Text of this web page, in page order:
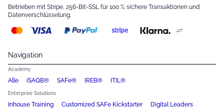
Betrieben mit Stripe, 256-Bit-SSL für 100 % sichere Transaktionen und
Datenverschlüsselung.
Navigation
Academy
Alle iSAQB® SAFe® IREB® ITIL®
Enterprise Solutions
Inhouse Training Customized SAFe Kickstarter Digital Leaders